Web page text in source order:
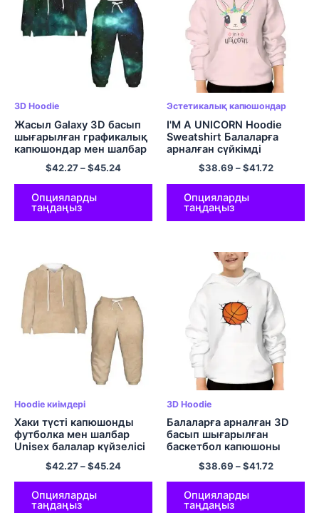
3D Hoodie
Жасыл Galaxy 3D басып
шығарылған графикалық
капюшондар мен шалбар
балаларға арналған
комфорт капюди
жиынтықтары
$42.27–$45.24
Опцияларды
таңдаңыз
Эстетикалық капюшондар
I'M A UNICORN Hoodie
Sweatshirt Балаларға
арналған сүйкімді
мультфильм капюди
пуловер
$38.69 –$41.72
Опцияларды
таңдаңыз
Hoodie киімдері
Хаки түсті капюшонды
футболка мен шалбар
Unisex балалар күйзелісі
бар юбка жиынтықтары
жайлылық полиэфирлі
юбка киімдері
$42.27–$45.24
Опцияларды
таңдаңыз
3D Hoodie
Балаларға арналған 3D
басып шығарылған
баскетбол капюшоны
балаларға арналған
комфорт полиэстер
пуловер капюшоны
$38.69 –$41.72
Опцияларды
таңдаңыз